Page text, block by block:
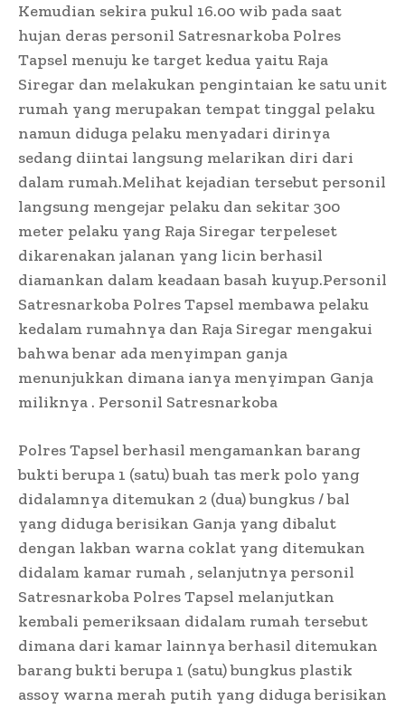
Kemudian sekira pukul 16.00 wib pada saat
hujan deras personil Satresnarkoba Polres
Tapsel menuju ke target kedua yaitu Raja
Siregar dan melakukan pengintaian ke satu unit
rumah yang merupakan tempat tinggal pelaku
namun diduga pelaku menyadari dirinya
sedang diintai langsung melarikan diri dari
dalam rumah.Melihat kejadian tersebut personil
langsung mengejar pelaku dan sekitar 300
meter pelaku yang Raja Siregar terpeleset
dikarenakan jalanan yang licin berhasil
diamankan dalam keadaan basah kuyup.Personil
Satresnarkoba Polres Tapsel membawa pelaku
kedalam rumahnya dan Raja Siregar mengakui
bahwa benar ada menyimpan ganja
menunjukkan dimana ianya menyimpan Ganja
miliknya . Personil Satresnarkoba
Polres Tapsel berhasil mengamankan barang
bukti berupa 1 (satu) buah tas merk polo yang
didalamnya ditemukan 2 (dua) bungkus / bal
yang diduga berisikan Ganja yang dibalut
dengan lakban warna coklat yang ditemukan
didalam kamar rumah , selanjutnya personil
Satresnarkoba Polres Tapsel melanjutkan
kembali pemeriksaan didalam rumah tersebut
dimana dari kamar lainnya berhasil ditemukan
barang bukti berupa 1 (satu) bungkus plastik
assoy warna merah putih yang diduga berisikan